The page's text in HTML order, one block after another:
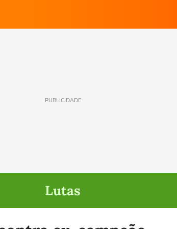
PUBLICIDADE
Lutas